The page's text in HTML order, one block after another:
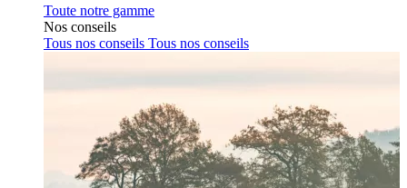
Toute notre gamme
Nos conseils
Tous nos conseils Tous nos conseils